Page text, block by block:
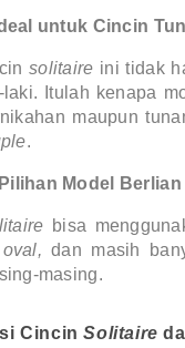
untuk Cincin
solitaire ini tidak
Itulah kenapa
maupun
.
Model Berlian
bisa
oval, dan masih
masing.
Cincin Solitaire